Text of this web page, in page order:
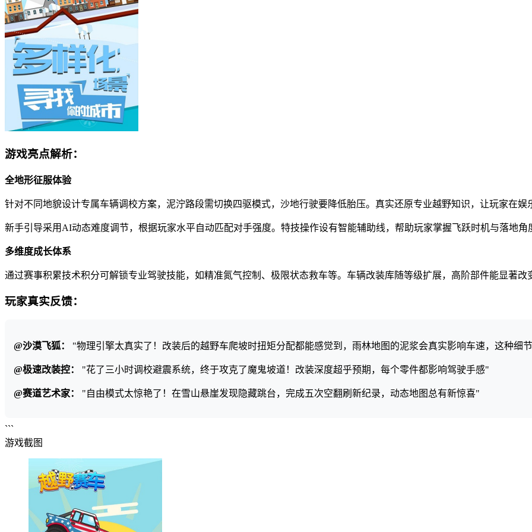
游戏亮点解析：
全地形征服体验
针对不同地貌设计专属车辆调校方案，泥泞路段需切换四驱模式，沙地行驶要降低胎压。真实还原专业越野知识，让玩家在娱
新手引导采用AI动态难度调节，根据玩家水平自动匹配对手强度。特技操作设有智能辅助线，帮助玩家掌握飞跃时机与落地角
多维度成长体系
通过赛事积累技术积分可解锁专业驾驶技能，如精准氮气控制、极限状态救车等。车辆改装库随等级扩展，高阶部件能显著改
玩家真实反馈：
@沙漠飞狐： "物理引擎太真实了！改装后的越野车爬坡时扭矩分配都能感觉到，雨林地图的泥浆会真实影响车速，这种细
@极速改装控： "花了三小时调校避震系统，终于攻克了魔鬼坡道！改装深度超乎预期，每个零件都影响驾驶手感"
@赛道艺术家： "自由模式太惊艳了！在雪山悬崖发现隐藏跳台，完成五次空翻刷新纪录，动态地图总有新惊喜"
```
游戏截图